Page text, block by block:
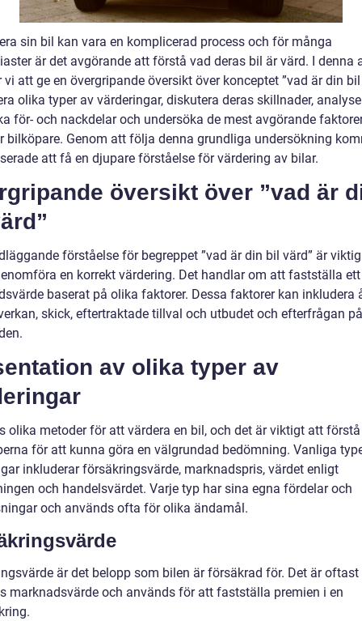
sin bil kan vara en komplicerad process och för många
är det avgörande att förstå vad deras bil är värd. I denna
vi att ge en övergripande översikt över konceptet ”vad är din bil
olika typer av värderingar, diskutera deras skillnader,
för- och nackdelar och undersöka de mest avgörande
bilköpare. Genom att följa denna grundliga undersökning
att få en djupare förståelse för värdering av bilar.
översikt över ”vad är
förståelse för begreppet ”vad är din bil värd” är
en korrekt värdering. Det handlar om att fastställa
baserat på olika faktorer. Dessa faktorer kan inkludera
skick, eftertraktade tillval och utbudet och efterfrågan på
av olika typer av
olika metoder för att värdera en bil, och det är viktigt att
för att kunna göra en välgrundad bedömning. Vanliga
inkluderar försäkringsvärde, marknadspris, värdet enligt
och handelsvärdet. Varje typ har sina egna fördelar och
och används ofta för olika ändamål.
är det belopp som bilen är försäkrad för. Det är oftast
marknadsvärde och används för att fastställa premien i en